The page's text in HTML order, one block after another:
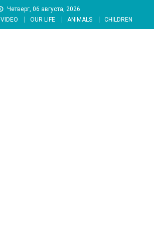
Четверг, 06 августа, 2026
VIDEO OUR LIFE ANIMALS CHILDREN